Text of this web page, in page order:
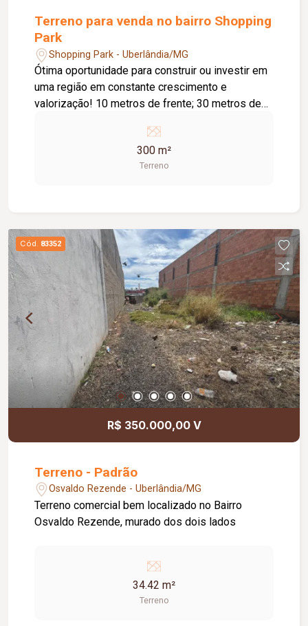
Terreno para venda no bairro Shopping
Park
Shopping Park - Uberlândia/MG
Ótima oportunidade para construir ou investir em
uma região em constante crescimento e
valorização! 10 metros de frente; 30 metros de
Localização estratégica, em uma região cercada
por novos loteamentos e forte expansão urbana.
Excelente potencial de valorização. Ideal para
grande perspectiva de crescimento nos
próximos anos. Entre em contato para mais
informações!
300 m²
Terreno
Cód. 83352
R$ 350.000,00 V
Terreno - Padrão
Osvaldo Rezende - Uberlândia/MG
Terreno comercial bem localizado no Bairro
Osvaldo Rezende, murado dos dois lados
34.42 m²
Terreno